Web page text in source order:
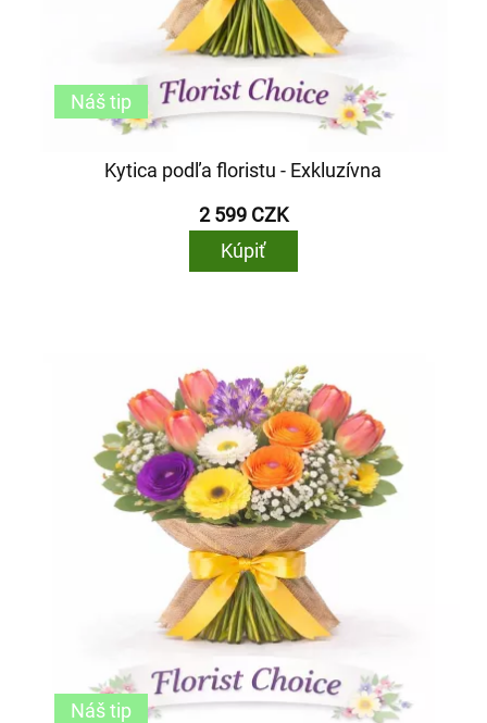
Kytica podľa floristu - Exkluzívna
2 599 CZK
Kúpiť
Náš tip
Náš tip